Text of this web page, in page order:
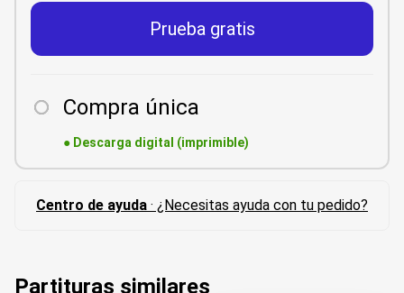
Prueba gratis
Compra única
● Descarga digital (imprimible)
Centro de ayuda · ¿Necesitas ayuda con tu pedido?
Partituras similares